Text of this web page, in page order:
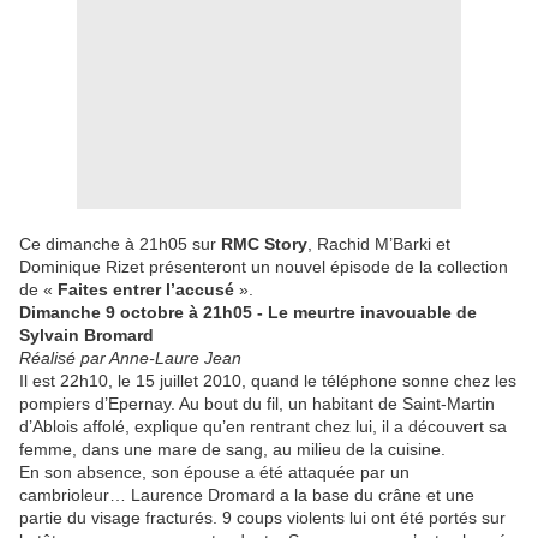
Ce dimanche à 21h05 sur RMC Story , Rachid M’Barki et
Dominique Rizet présenteront un nouvel épisode de la collection
de « Faites entrer l’accusé ».
Dimanche 9 octobre à 21h05 - Le meurtre inavouable de
Sylvain Bromard
Réalisé par Anne-Laure Jean
Il est 22h10, le 15 juillet 2010, quand le téléphone sonne chez les
pompiers d’Epernay. Au bout du fil, un habitant de Saint-Martin
d’Ablois affolé, explique qu’en rentrant chez lui, il a découvert sa
femme, dans une mare de sang, au milieu de la cuisine.
En son absence, son épouse a été attaquée par un
cambrioleur… Laurence Dromard a la base du crâne et une
partie du visage fracturés. 9 coups violents lui ont été portés sur